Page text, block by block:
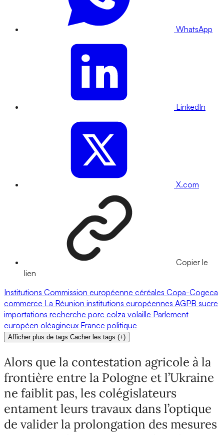
WhatsApp
LinkedIn
X.com
Copier le
lien
Institutions Commission européenne céréales Copa-Cogeca
commerce La Réunion institutions européennes AGPB sucre
importations recherche porc colza volaille Parlement
européen oléagineux France politique
Afficher plus de tags Cacher les tags (+)
Alors que la contestation agricole à la
frontière entre la Pologne et l’Ukraine
ne faiblit pas, les colégislateurs
entament leurs travaux dans l’optique
de valider la prolongation des mesures